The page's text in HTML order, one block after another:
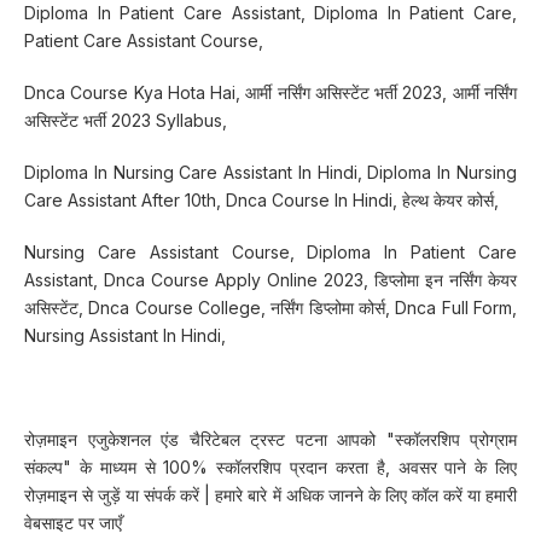
Diploma In Patient Care Assistant, Diploma In Patient Care,
Patient Care Assistant Course,
Dnca Course Kya Hota Hai, आर्मी नर्सिंग असिस्टेंट भर्ती 2023, आर्मी नर्सिंग
असिस्टेंट भर्ती 2023 Syllabus,
Diploma In Nursing Care Assistant In Hindi, Diploma In Nursing
Care Assistant After 10th, Dnca Course In Hindi, हेल्थ केयर कोर्स,
Nursing Care Assistant Course, Diploma In Patient Care
Assistant, Dnca Course Apply Online 2023, डिप्लोमा इन नर्सिंग केयर
असिस्टेंट, Dnca Course College, नर्सिंग डिप्लोमा कोर्स, Dnca Full Form,
Nursing Assistant In Hindi,
रोज़माइन एजुकेशनल एंड चैरिटेबल ट्रस्ट पटना आपको "स्कॉलरशिप प्रोग्राम
संकल्प" के माध्यम से 100% स्कॉलरशिप प्रदान करता है, अवसर पाने के लिए
रोज़माइन से जुड़ें या संपर्क करें | हमारे बारे में अधिक जानने के लिए कॉल करें या हमारी
वेबसाइट पर जाएँ